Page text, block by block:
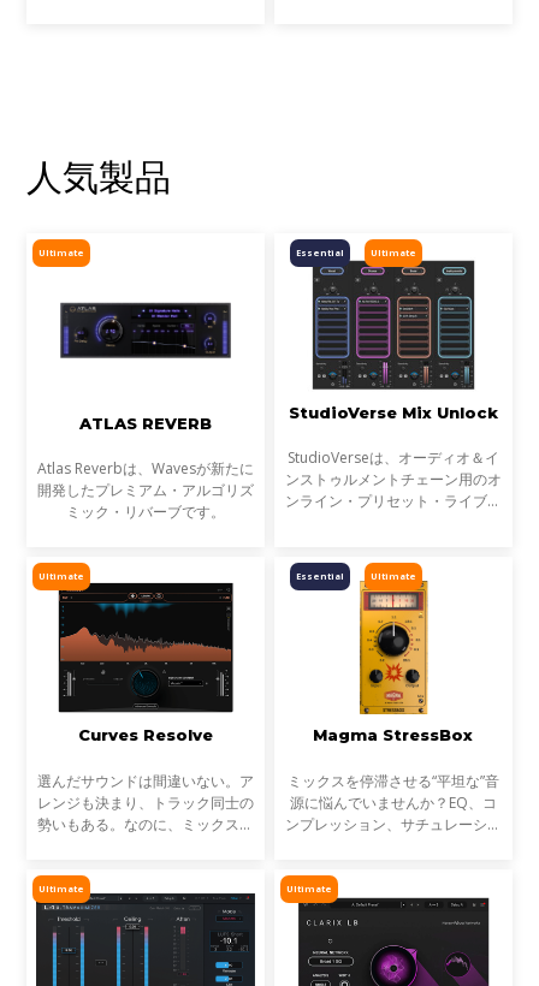
人気製品
Ultimate
ATLAS REVERB
Atlas Reverbは、Wavesが新たに
開発したプレミアム・アルゴリズ
ミック・リバーブです。
Ultimate
Essential
StudioVerse Mix Unlock
StudioVerseは、オーディオ＆イ
ンストゥルメントチェーン用のオ
ンライン・プリセット・ライブラ
し、完成済みのミックス、サンプ
ル、ループ素材を瞬時に解
Ultimate
Curves Resolve
選んだサウンドは間違いない。ア
レンジも決まり、トラック同士の
勢いもある。なのに、ミックスが
らです。これが音のマスキングと
言われる現象です。
Ultimate
Essential
Magma StressBox
ミックスを停滞させる“平坦な”音
源に悩んでいませんか？EQ、コ
ンプレッション、サチュレーショ
のが StressBoxです。
Ultimate Ultimate